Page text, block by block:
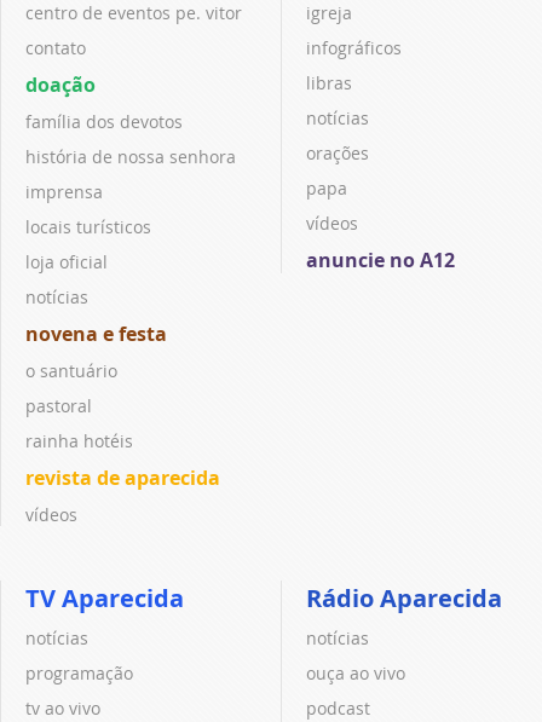
centro de eventos pe. vitor
contato
doação
família dos devotos
história de nossa senhora
imprensa
locais turísticos
loja oficial
notícias
novena e festa
o santuário
pastoral
rainha hotéis
revista de aparecida
vídeos
igreja
infográficos
libras
notícias
orações
papa
vídeos
anuncie no A12
TV Aparecida
notícias
programação
tv ao vivo
Rádio Aparecida
notícias
ouça ao vivo
podcast